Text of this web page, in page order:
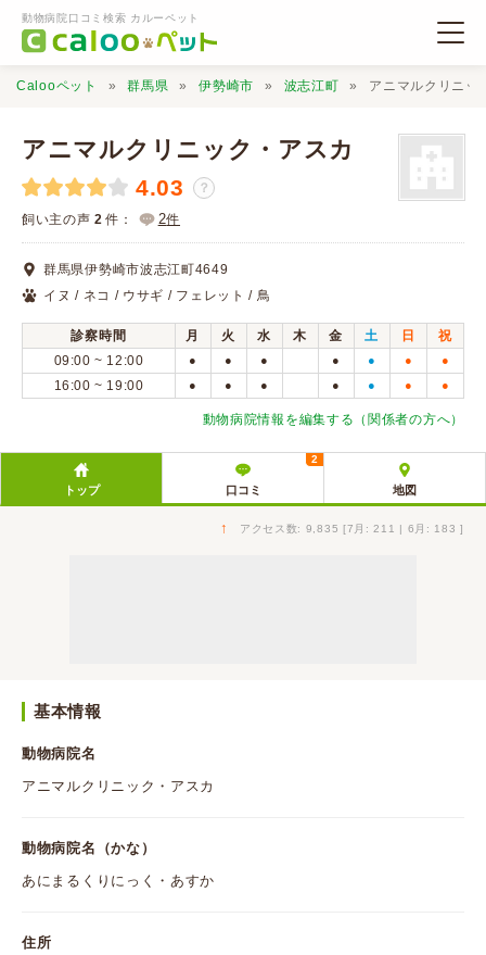
動物病院口コミ検索 カルーペット
動物病院検索
口コミ検索
Calooペットとは？
Calooペット 群馬県 伊勢崎市 波志江町 アニマルクリニッ
アニマルクリニック・アスカ
4.03 ？
飼い主の声 2 件： 2件
群馬県伊勢崎市波志江町4649
イヌ / ネコ / ウサギ / フェレット / 鳥
診察時間 月 火 水 木 金 土 日
祝
09:00 ~ 12:00
● ● ● ● ● ● ●
16:00 ~ 19:00 ● ● ● ● ● ● ●
動物病院情報を編集する（関係者の方へ）
トップ 口コミ
2
地図
↑ アクセス数: 9,835 [7月: 211 | 6月: 183 ]
基本情報
動物病院名
アニマルクリニック・アスカ
動物病院名（かな）
あにまるくりにっく・あすか
住所